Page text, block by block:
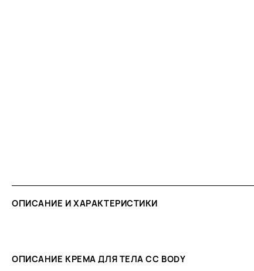
ОПИСАНИЕ И ХАРАКТЕРИСТИКИ
ОПИСАНИЕ КРЕМА ДЛЯ ТЕЛА CC BODY